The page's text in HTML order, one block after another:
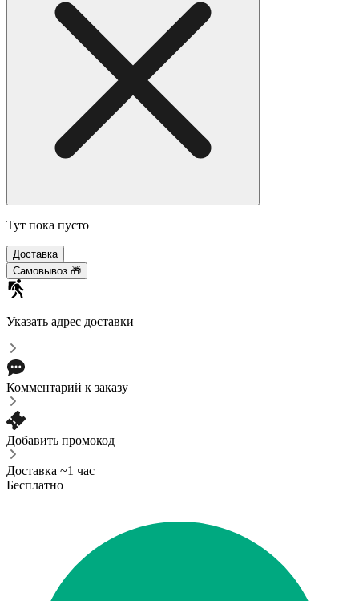
Тут пока пусто
Доставка
Самовывоз 🎁
Указать адрес доставки
Комментарий к заказу
Добавить промокод
Доставка ~1 час
Бесплатно